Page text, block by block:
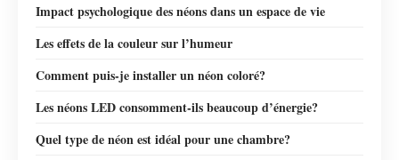
Impact psychologique des néons dans un espace de vie
Les effets de la couleur sur l’humeur
Comment puis-je installer un néon coloré?
Les néons LED consomment-ils beaucoup d’énergie?
Quel type de néon est idéal pour une chambre?